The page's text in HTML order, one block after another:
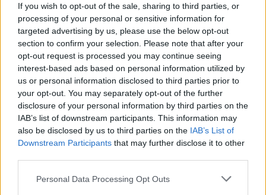
If you wish to opt-out of the sale, sharing to third parties, or
processing of your personal or sensitive information for
targeted advertising by us, please use the below opt-out
section to confirm your selection. Please note that after your
opt-out request is processed you may continue seeing
interest-based ads based on personal information utilized by
us or personal information disclosed to third parties prior to
your opt-out. You may separately opt-out of the further
disclosure of your personal information by third parties on the
IAB’s list of downstream participants. This information may
also be disclosed by us to third parties on the IAB’s List of
Downstream Participants that may further disclose it to other
Please note that this website/app uses one or more Google
Personal Data Processing Opt Outs
Vuoi rimuovere le pubblicità nazionali?
Puoi abbonarti asoli € 1,10 al mese
cliccandoqui
Sei già abbonato?